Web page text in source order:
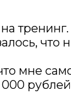
что
мне